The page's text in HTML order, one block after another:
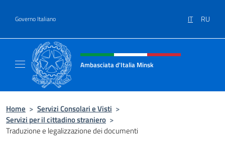
Governo Italiano IT RU
Intestazione sito, social e menù
Ambasciata d'Italia Minsk
Home > Servizi Consolari e Visti >
Servizi per il cittadino straniero >
Traduzione e legalizzazione dei documenti